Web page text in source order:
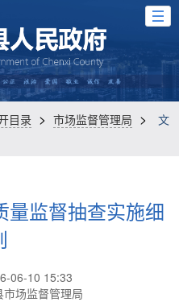
目录 > 市场监督管理局 >
文
量监督抽查实施细
06-10 15:33
场监督管理局